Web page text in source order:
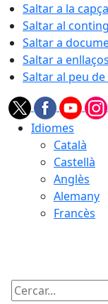
Saltar a la
Saltar al
Saltar a
Saltar a enllaços
Saltar al peu
Idiomes
Català
Castellà
Anglès
Alemany
Francès